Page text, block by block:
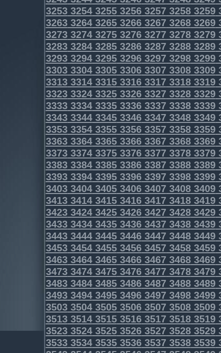
3253325432553256325732583259
3263326432653266326732683269
3273327432753276327732783279
3283328432853286328732883289
3293329432953296329732983299
3303330433053306330733083309
3313331433153316331733183319
3323332433253326332733283329
3333333433353336333733383339
3343334433453346334733483349
3353335433553356335733583359
3363336433653366336733683369
3373337433753376337733783379
3383338433853386338733883389
3393339433953396339733983399
3403340434053406340734083409
3413341434153416341734183419
3423342434253426342734283429
3433343434353436343734383439
3443344434453446344734483449
3453345434553456345734583459
3463346434653466346734683469
3473347434753476347734783479
3483348434853486348734883489
3493349434953496349734983499
3503350435053506350735083509
3513351435153516351735183519
3523352435253526352735283529
3533353435353536353735383539